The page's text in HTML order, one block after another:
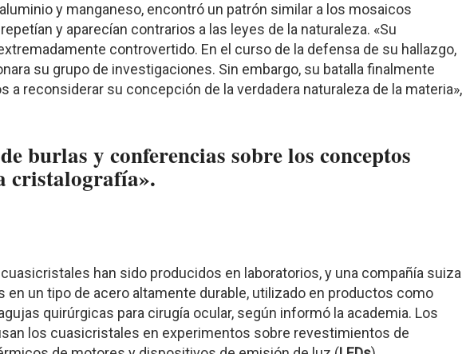
y manganeso, encontró un patrón similar a los mosaicos
y aparecían contrarios a las leyes de la naturaleza. «Su
controvertido. En el curso de la defensa de su hallazgo,
su grupo de investigaciones. Sin embargo, su batalla finalmente
a reconsiderar su concepción de la verdadera naturaleza de la materia»,
burlas y conferencias sobre los conceptos
cristalografía».
han sido producidos en laboratorios, y una compañía suiza
en un tipo de acero altamente durable, utilizado en productos como
quirúrgicas para cirugía ocular, según informó la academia. Los
los cuasicristales en experimentos sobre revestimientos de